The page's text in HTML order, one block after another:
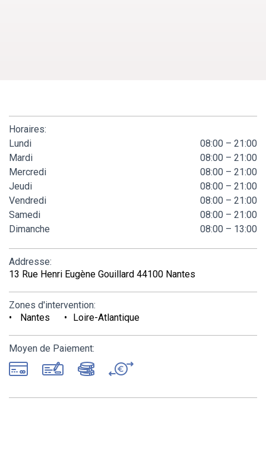
Horaires:
Lundi
08:00 – 21:00
Mardi
08:00 – 21:00
Mercredi
08:00 – 21:00
Jeudi
08:00 – 21:00
Vendredi
08:00 – 21:00
Samedi
08:00 – 21:00
Dimanche
08:00 – 13:00
Addresse:
13 Rue Henri Eugène Gouillard 44100 Nantes
Zones d'intervention:
Nantes
Loire-Atlantique
Moyen de Paiement: